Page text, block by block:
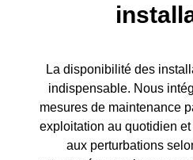
La disponibilité des
indispensable. Nous
mesures de maintenance
exploitation au quotidien
aux perturbations